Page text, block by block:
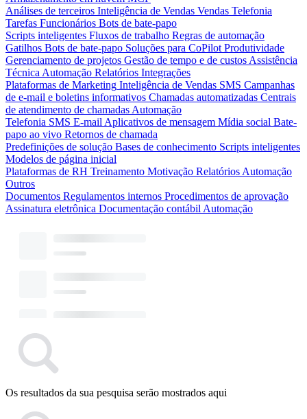
Análises de terceiros Inteligência de Vendas Vendas Telefonia
Tarefas Funcionários Bots de bate-papo
Scripts inteligentes Fluxos de trabalho Regras de automação
Gatilhos Bots de bate-papo Soluções para CoPilot Produtividade
Gerenciamento de projetos Gestão de tempo e de custos Assistência
Técnica Automação Relatórios Integrações
Plataformas de Marketing Inteligência de Vendas SMS Campanhas
de e-mail e boletins informativos Chamadas automatizadas Centrais
de atendimento de chamadas Automação
Telefonia SMS E-mail Aplicativos de mensagem Mídia social Bate-
papo ao vivo Retornos de chamada
Predefinições de solução Bases de conhecimento Scripts inteligentes
Modelos de página inicial
Plataformas de RH Treinamento Motivação Relatórios Automação
Outros
Documentos Regulamentos internos Procedimentos de aprovação
Assinatura eletrônica Documentação contábil Automação
Os resultados da sua pesquisa serão mostrados aqui